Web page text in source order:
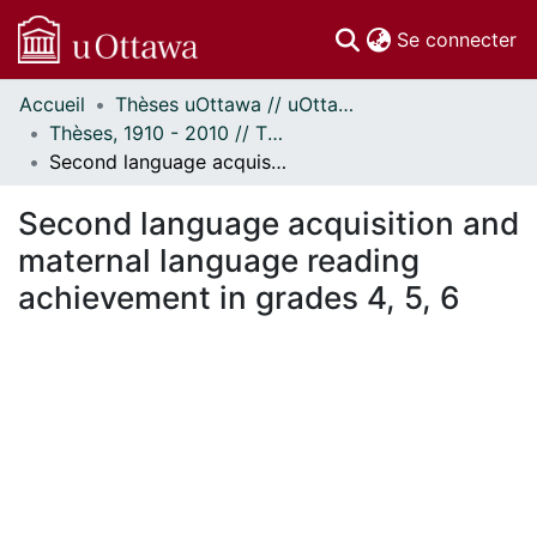
Se connecter
Communautés
et collections
Parcourir
À propos
Accueil
Thèses uOttawa // uOttawa Theses
Thèses, 1910 - 2010 // Theses, 1910 - 2010
Second language acquisition and maternal language reading achievement in grades 4, 5, 6
Second language acquisition and
maternal language reading
achievement in grades 4, 5, 6